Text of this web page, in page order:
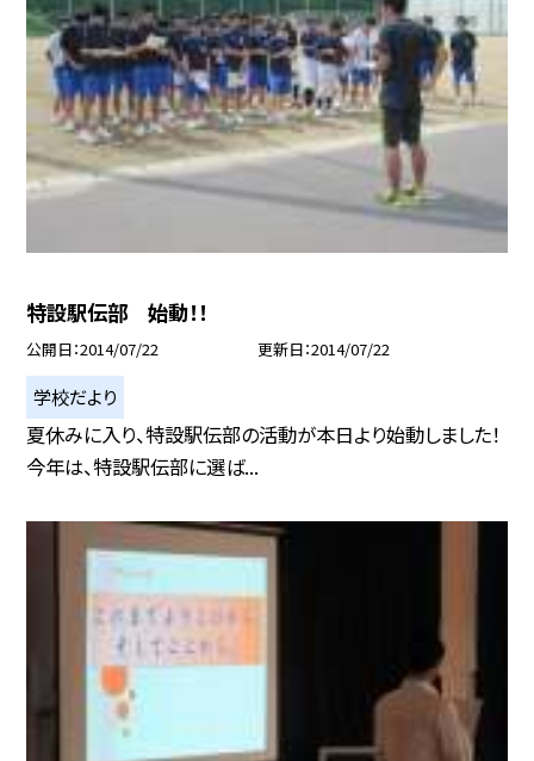
特設駅伝部 始動！！
公開日 2014/07/22 更新日 2014/07/22
学校だより
夏休みに入り、特設駅伝部の活動が本日より始動しました！
今年は、特設駅伝部に選ば...